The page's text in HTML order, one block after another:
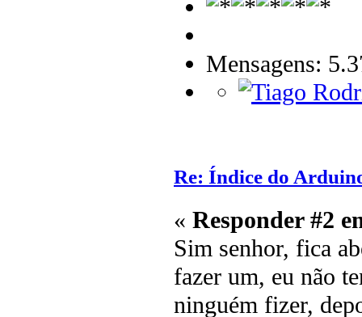
Mensagens:
Re: Índice do
« Responder #2
Sim senhor, fica
fazer um, eu não
ninguém fizer,